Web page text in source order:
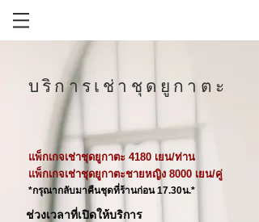
บริการเช่าชุดยูกาตะ
แพ็กเกจเช่าชุดยูกาตะ 4180 เยน/ท่าน
แพ็กเกจเช่าชุดยูกาตะชายหญิง 8000 เยน/คู่
*กรุณากลับมาคืนชุดที่ร้านก่อน 17.30น.*
ช่วงเวลาที่เปิดให้บริการ